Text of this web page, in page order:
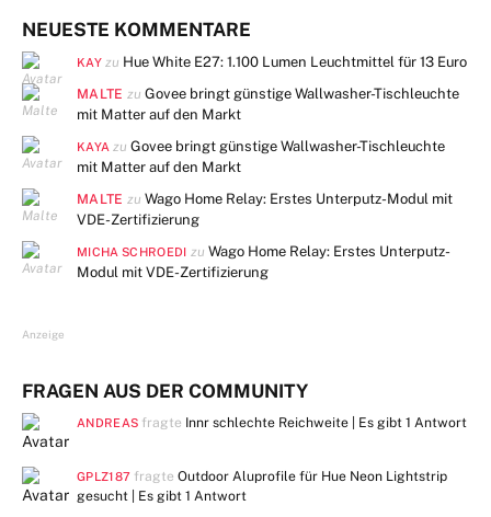
NEUESTE KOMMENTARE
KAY zu Hue White E27: 1.100 Lumen Leuchtmittel für 13 Euro
MALTE zu Govee bringt günstige Wallwasher-Tischleuchte
mit Matter auf den Markt
KAYA zuGovee bringt günstige Wallwasher-Tischleuchte
mit Matter auf den Markt
MALTE zu Wago Home Relay: Erstes Unterputz-Modul mit
VDE-Zertifizierung
MICHA SCHROEDI zu Wago Home Relay: Erstes Unterputz-
Modul mit VDE-Zertifizierung
Anzeige
FRAGEN AUS DER COMMUNITY
ANDREAS fragte Innr schlechte Reichweite | Es gibt1 Antwort
GPLZ187 fragteOutdoor Aluprofile für Hue Neon Lightstrip
gesucht | Es gibt 1 Antwort